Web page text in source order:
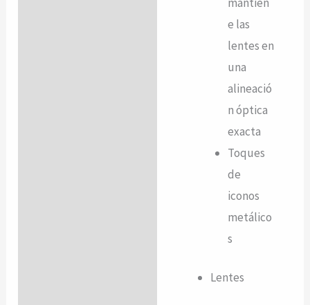
e las
lentes en
una
alineació
n óptica
exacta
Toques
de
iconos
metálico
s
Lentes